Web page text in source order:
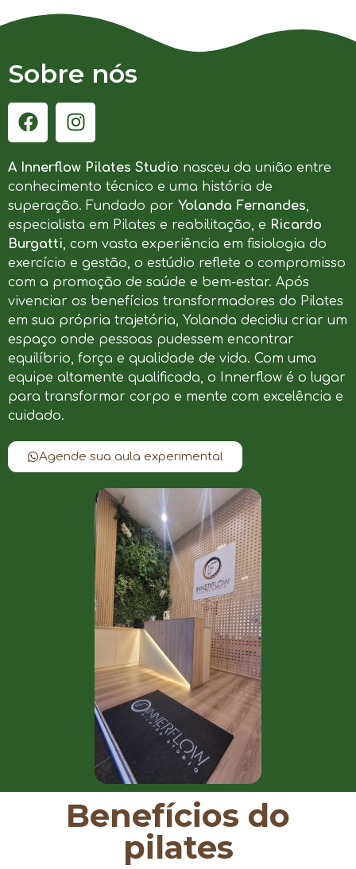
Sobre nós
A Innerflow Pilates Studio nasceu da união entre
conhecimento técnico e uma história de
superação. Fundado por Yolanda Fernandes,
especialista em Pilates e reabilitação, e Ricardo
Burgatti, com vasta experiência em fisiologia do
exercício e gestão, o estúdio reflete o compromisso
com a promoção de saúde e bem-estar. Após
vivenciar os benefícios transformadores do Pilates
em sua própria trajetória, Yolanda decidiu criar um
espaço onde pessoas pudessem encontrar
equilíbrio, força e qualidade de vida. Com uma
equipe altamente qualificada, o Innerflow é o lugar
para transformar corpo e mente com excelência e
cuidado.
Agende sua aula experimental
Benefícios do
pilates